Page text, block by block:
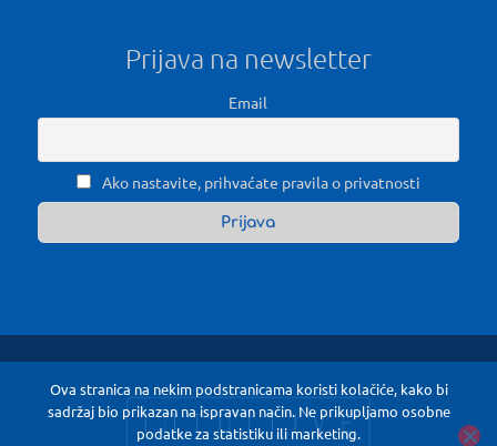
Prijava na newsletter
Email
Ako nastavite, prihvaćate pravila o privatnosti
Ova stranica na nekim podstranicama koristi kolačiće, kako bi
sadržaj bio prikazan na ispravan način. Ne prikupljamo osobne
podatke za statistiku ili marketing.